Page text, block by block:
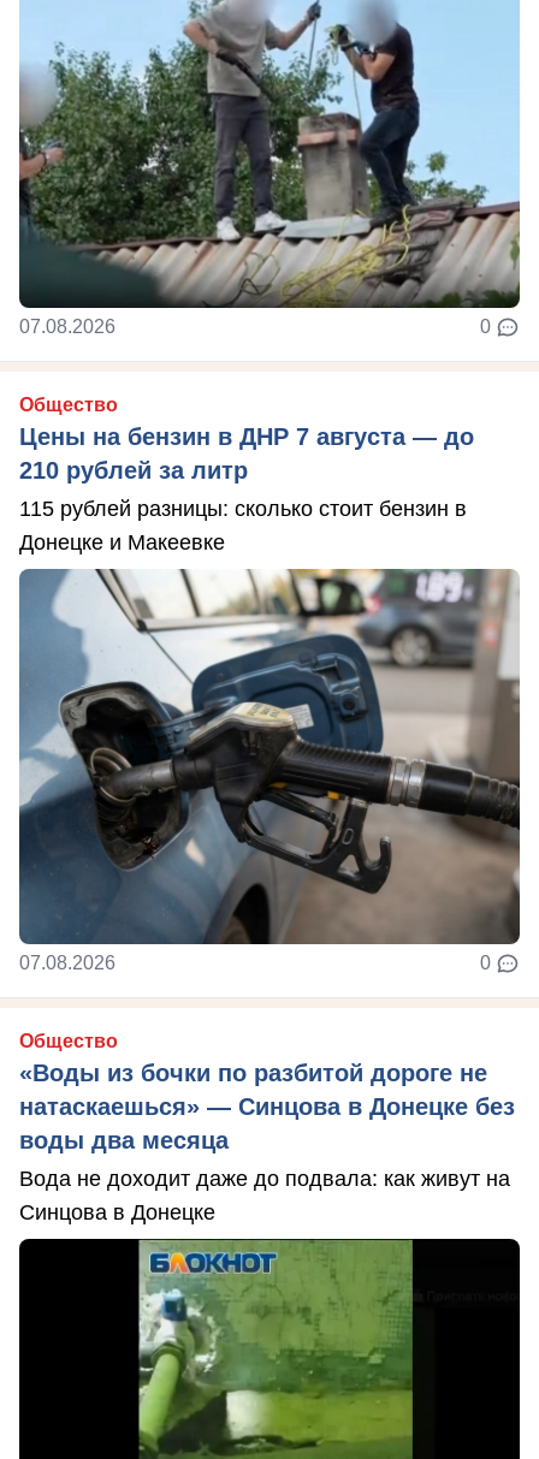
07.08.2026 0
Общество
Цены на бензин в ДНР 7 августа — до
210 рублей за литр
115 рублей разницы: сколько стоит бензин в
Донецке и Макеевке
07.08.2026 0
Общество
«Воды из бочки по разбитой дороге не
натаскаешься» — Синцова в Донецке без
воды два месяца
Вода не доходит даже до подвала: как живут на
Синцова в Донецке